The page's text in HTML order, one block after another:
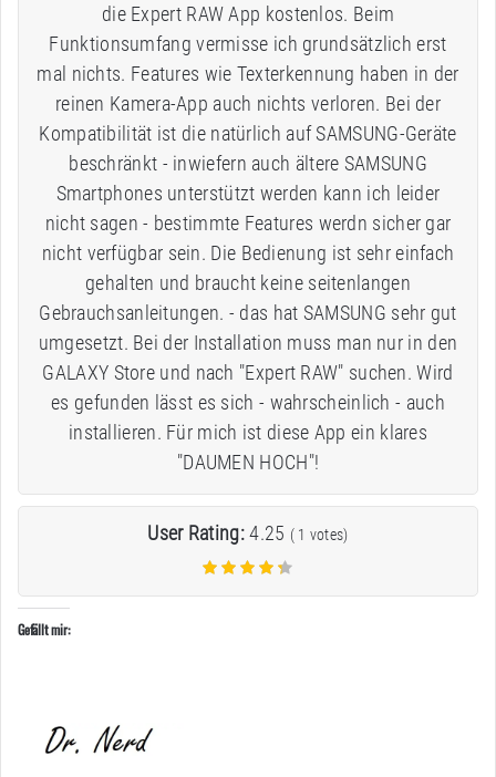
die Expert RAW App kostenlos. Beim
Funktionsumfang vermisse ich grundsätzlich erst
mal nichts. Features wie Texterkennung haben in der
reinen Kamera-App auch nichts verloren. Bei der
Kompatibilität ist die natürlich auf SAMSUNG-Geräte
beschränkt - inwiefern auch ältere SAMSUNG
Smartphones unterstützt werden kann ich leider
nicht sagen - bestimmte Features werdn sicher gar
nicht verfügbar sein. Die Bedienung ist sehr einfach
gehalten und braucht keine seitenlangen
Gebrauchsanleitungen. - das hat SAMSUNG sehr gut
umgesetzt. Bei der Installation muss man nur in den
GALAXY Store und nach "Expert RAW" suchen. Wird
es gefunden lässt es sich - wahrscheinlich - auch
installieren. Für mich ist diese App ein klares
"DAUMEN HOCH"!
User Rating:4.25 ( 1 votes)
Gefällt mir: